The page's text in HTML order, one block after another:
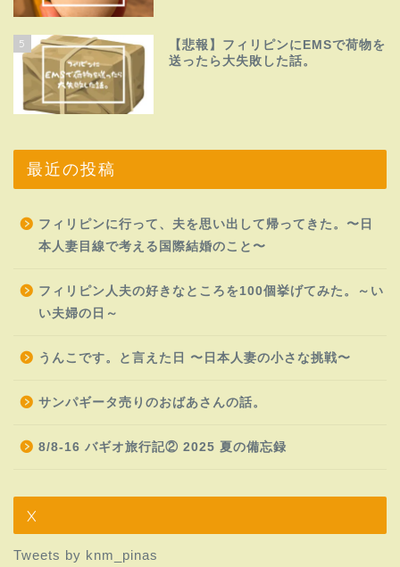
5
【悲報】フィリピンにEMSで荷物を
送ったら大失敗した話。
最近の投稿
フィリピンに行って、夫を思い出して帰ってきた。〜日
本人妻目線で考える国際結婚のこと〜
フィリピン人夫の好きなところを100個挙げてみた。～い
い夫婦の日～
うんこです。と言えた日 〜日本人妻の小さな挑戦〜
サンパギータ売りのおばあさんの話。
8/8-16 バギオ旅行記② 2025 夏の備忘録
X
Tweets by knm_pinas